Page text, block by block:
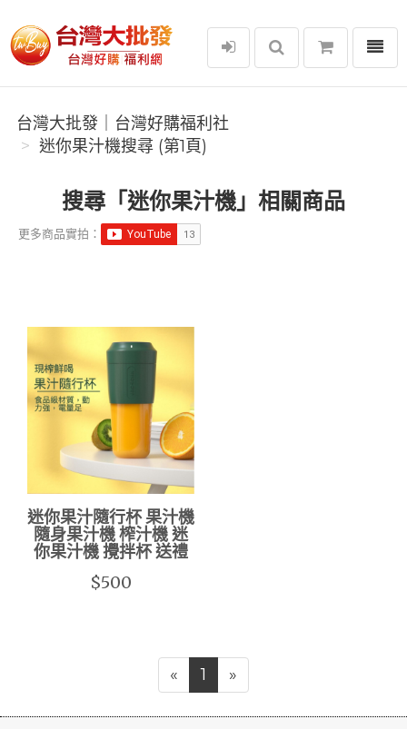
台灣大批發｜台灣好購福利社
選單
台灣大批發｜台灣好購福利社
迷你果汁機搜尋 (第1頁)
搜尋「迷你果汁機」相關商品
更多商品實拍：
迷你果汁隨行杯 果汁機
隨身果汁機 榨汁機 迷
你果汁機 攪拌杯 送禮
$500
« 1 »